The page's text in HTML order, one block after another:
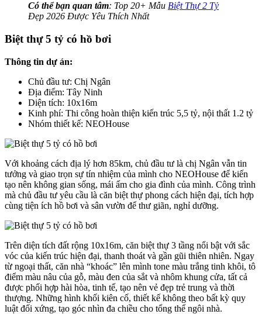
Có thể bạn quan tâm: Top 20+ Mẫu Biệt Thự 2 Tỷ
Đẹp 2026 Được Yêu Thích Nhất
Biệt thự 5 tỷ có hồ bơi
Thông tin dự án:
Chủ đầu tư: Chị Ngân
Địa điểm: Tây Ninh
Diện tích: 10x16m
Kinh phí: Thi công hoàn thiện kiến trúc 5,5 tỷ, nội thất 1.2 tỷ
Nhóm thiết kế: NEOHouse
Với khoảng cách địa lý hơn 85km, chủ đầu tư là chị Ngân vẫn tin
tưởng và giao trọn sự tín nhiệm của mình cho NEOHouse để kiến
tạo nên không gian sống, mái ấm cho gia đình của mình. Công trình
mà chủ đầu tư yêu cầu là căn biệt thự phong cách hiện đại, tích hợp
cùng tiện ích hồ bơi và sân vườn để thư giãn, nghỉ dưỡng.
Trên diện tích đất rộng 10x16m, căn biệt thự 3 tầng nổi bật với sắc
vóc của kiến trúc hiện đại, thanh thoát và gần gũi thiên nhiên. Ngay
từ ngoại thất, căn nhà “khoác” lên mình tone màu trắng tinh khôi, tô
điểm màu nâu của gỗ, màu đen của sắt và nhôm khung cửa, tất cả
được phối hợp hài hòa, tinh tế, tạo nên vẻ đẹp trẻ trung và thời
thượng. Những hình khối kiên cố, thiết kế không theo bất kỳ quy
luật đối xứng, tạo góc nhìn đa chiều cho tổng thể ngôi nhà.